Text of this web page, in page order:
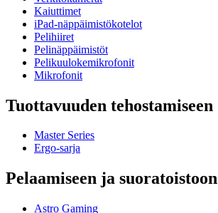
Kaiuttimet
iPad-näppäimistökotelot
Pelihiiret
Pelinäppäimistöt
Pelikuulokemikrofonit
Mikrofonit
Tuottavuuden tehostamiseen
Master Series
Ergo-sarja
Pelaamiseen ja suoratoistoon
Astro Gaming